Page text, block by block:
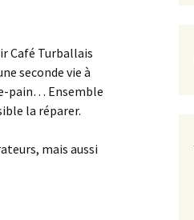
Café Turballais
seconde vie à
pain… Ensemble
la réparer.
mais aussi